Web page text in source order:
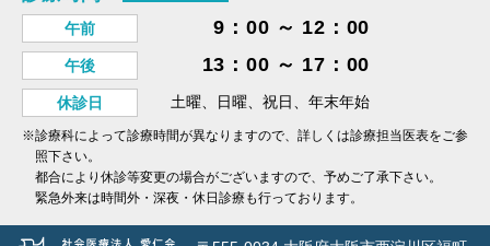
午前 9：00 ～ 12：00
午後 13：00 ～ 17：00
休診日 土曜、日曜、祝日、年末年始
※診療科によって診療時間が異なりますので、詳しくは診療担当医表をご参
照下さい。
都合により休診等変更の場合がございますので、予めご了承下さい。
緊急外来は時間外・深夜・休日診療も行っております。